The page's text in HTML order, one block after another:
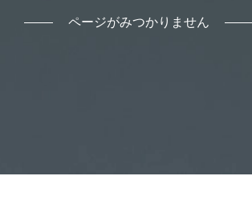
ページがみつかりません